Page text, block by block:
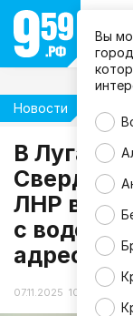
Вы
Новости
В
ЛНР
с водой:
адресов
07.11.2025 10:56
f
r
e
e
p
k